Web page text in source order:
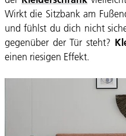
Wirkt die Sitzbank am
und fühlst du dich nicht
gegenüber der Tür steht?
einen riesigen Effekt.